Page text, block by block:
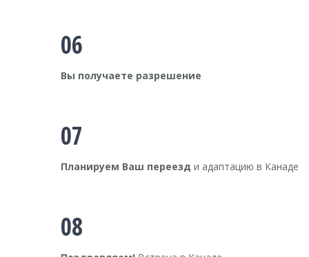
06
Вы получаете разрешение
07
Планируем Ваш переезд и адаптацию в Канаде
08